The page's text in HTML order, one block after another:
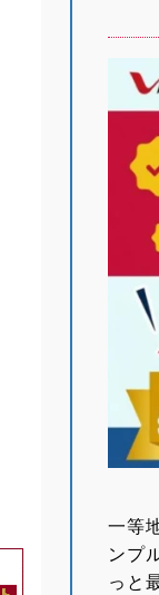
⼀等
ンプ
っと